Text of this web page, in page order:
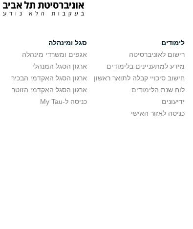
לימודים
רישום לאוניברסיטה
מידע למתעניינים בלימודים
חישוב סיכויי קבלה לתואר ראשון
לוח שנת הלימודים
ידיעונים
כניסה לאזור האישי
סגל ומינהלה
אגפים ומשרדי מינהלה
ארגון הסגל המנהלי
ארגון הסגל האקדמי הבכיר
ארגון הסגל האקדמי הזוטר
כניסה ל-My Tau